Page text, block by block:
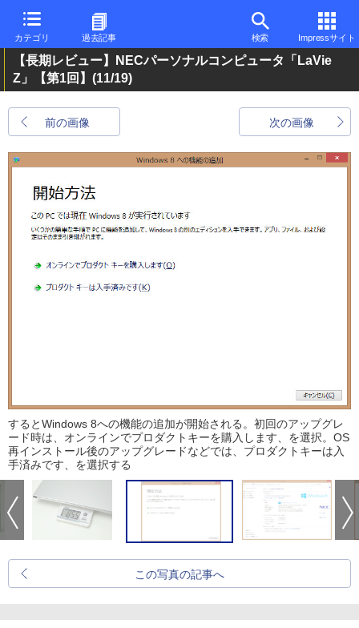
カテゴリ 過去記事 検索 Impressサイト
【長期レビュー】NECパーソナルコンピュータ「LaVie
Z」【第1回】 (11/19)
前の画像 次の画像
するとWindows 8への機能の追加が開始される。初回のアップグレ
ード時は、オンラインでプロダクトキーを購入します、を選択。OS
再インストール後のアップグレードなどでは、プロダクトキーは入
手済みです、を選択する
この写真の記事へ